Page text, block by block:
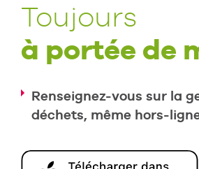
Toujours
à portée de
Renseignez-vous sur la
déchets, même hors-